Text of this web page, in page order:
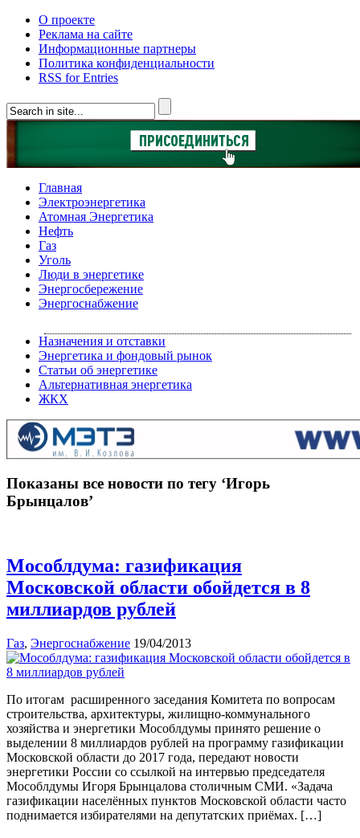
О проекте
Реклама на сайте
Информационные партнеры
Политика конфиденциальности
RSS for Entries
Главная
Электроэнергетика
Атомная Энергетика
Нефть
Газ
Уголь
Люди в энергетике
Энергосбережение
Энергоснабжение
Назначения и отставки
Энергетика и фондовый рынок
Статьи об энергетике
Альтернативная энергетика
ЖКХ
Показаны все новости по тегу ‘Игорь
Брынцалов’
Мособлдума: газификация
Московской области обойдется в 8
миллиардов рублей
Газ, Энергоснабжение 19/04/2013
По итогам расширенного заседания Комитета по вопросам
строительства, архитектуры, жилищно-коммунального
хозяйства и энергетики Мособлдумы принято решение о
выделении 8 миллиардов рублей на программу газификации
Московской области до 2017 года, передают новости
энергетики России со ссылкой на интервью председателя
Мособлдумы Игоря Брынцалова столичным СМИ. «Задача
газификации населённых пунктов Московской области часто
поднимается избирателями на депутатских приёмах. […]